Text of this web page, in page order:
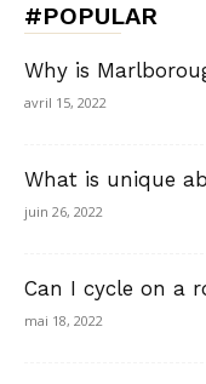
#POPULAR
Why is
avril 15, 2022
What is unique
juin 26, 2022
Can I cycle on a
mai 18, 2022